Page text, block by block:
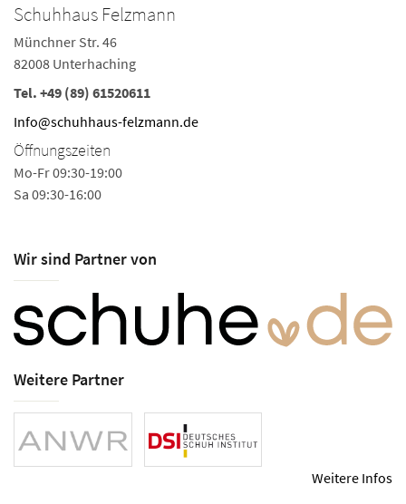
Schuhhaus Felzmann
Münchner Str. 46
82008 Unterhaching
Tel. +49 (89) 61520611
Info@schuhhaus-felzmann.de
Öffnungszeiten
Mo-Fr 09:30-19:00
Sa 09:30-16:00
Wir sind Partner von
Weitere Partner
Weitere Infos